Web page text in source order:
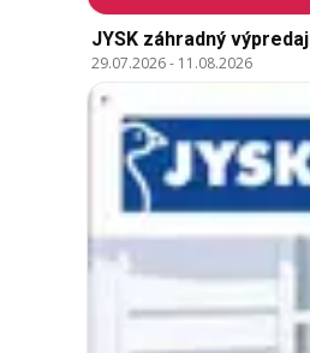
JYSK záhradný výpredaj
29.07.2026- 11.08.2026